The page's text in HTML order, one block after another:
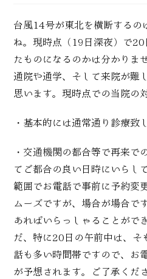
台風14号が東北を横断するの
ね。現時点（19日深夜）で
たものになるのかは分かりま
通院や通学、そして来院が難
思います。現時点での当院の
・基本的には通常通り診療致
・交通機関の都合等で再来で
てご都合の良い日時にいらし
範囲でお電話で事前に予約変
ムーズですが、場合が場合で
あればいらっしゃることがで
だ、特に20日の午前中は、そ
話も多い時間帯ですので、お
が予想されます。ご了承くだ